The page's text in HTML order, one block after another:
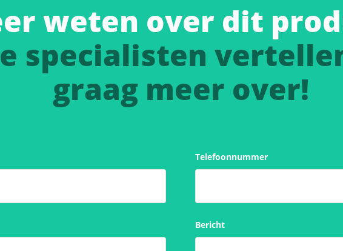
weten over dit
specialisten
graag meer over!
Telefoonnummer
Bericht